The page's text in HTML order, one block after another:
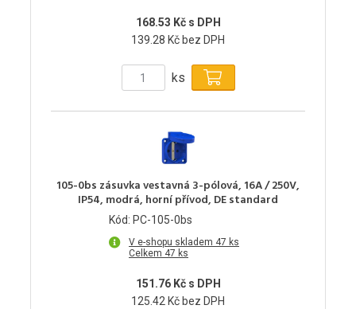
168.53 Kč s DPH
139.28 Kč bez DPH
ks
105-0bs zásuvka vestavná 3-pólová, 16A / 250V,
IP54, modrá, horní přívod, DE standard
Kód: PC-105-0bs
V e-shopu skladem 47 ks
Celkem 47 ks
151.76 Kč s DPH
125.42 Kč bez DPH